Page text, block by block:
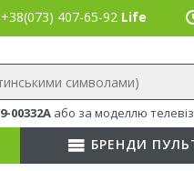
+38(073) 407-65-92 Life
00332A або за моделлю
БРЕНДИ